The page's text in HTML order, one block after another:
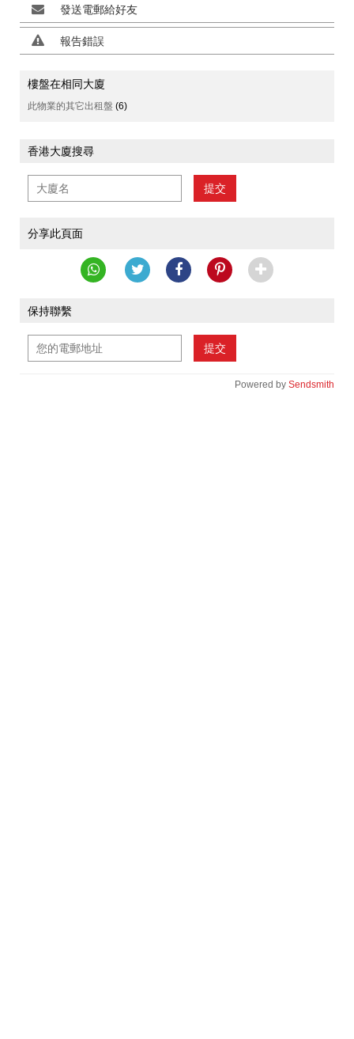
發送電郵給好友
報告錯誤
樓盤在相同大廈
此物業的其它出租盤 (6)
香港大廈搜尋
提交
分享此頁面
保持聯繫
提交
Powered by Sendsmith